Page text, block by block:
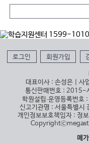
로그인 회원가입
대표이사 : 손성은 |
통신판매번호 :
학원설립∙운영등록번호
신고기관명 : 서울특별시
개인정보보호책임자 : 정
메